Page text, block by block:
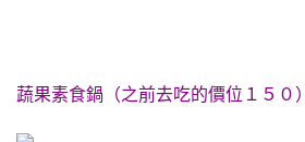
蔬果素食鍋（之前去吃的價位１５０）